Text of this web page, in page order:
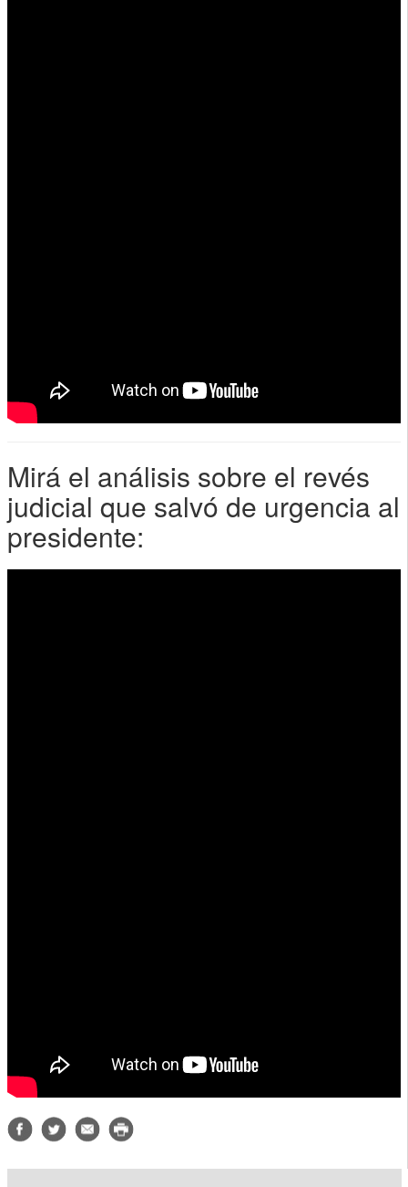
Mirá el análisis sobre el revés
judicial que salvó de urgencia al
presidente: